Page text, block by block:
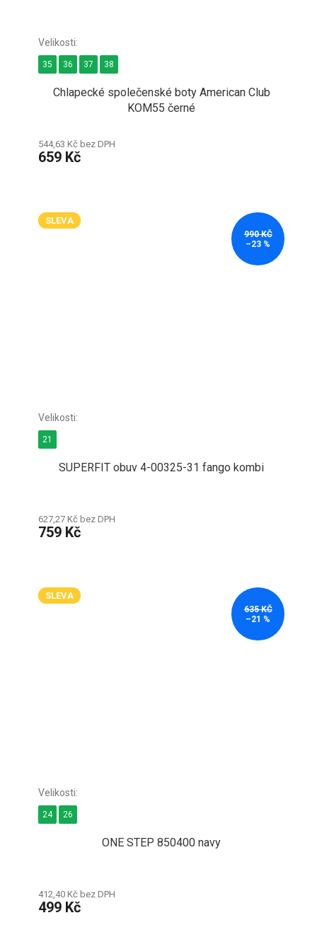
Chlapecké společenské boty American Club
KOM55 černé
544,63 Kč bez DPH
659 Kč
35 36 37 38
SLEVA
990 KČ
–23 %
SUPERFIT obuv 4-00325-31 fango kombi
627,27 Kč bez DPH
759 Kč
21
SLEVA
635 KČ
–21 %
ONE STEP 850400 navy
412,40 Kč bez DPH
499 Kč
24 26